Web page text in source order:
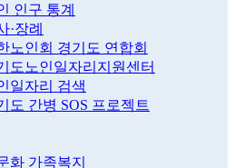
인구 통계
·장례
노인회 경기도 연합회
도노인일자리지원센터
일자리 검색
도 간병 SOS 프로젝트
화 가족복지